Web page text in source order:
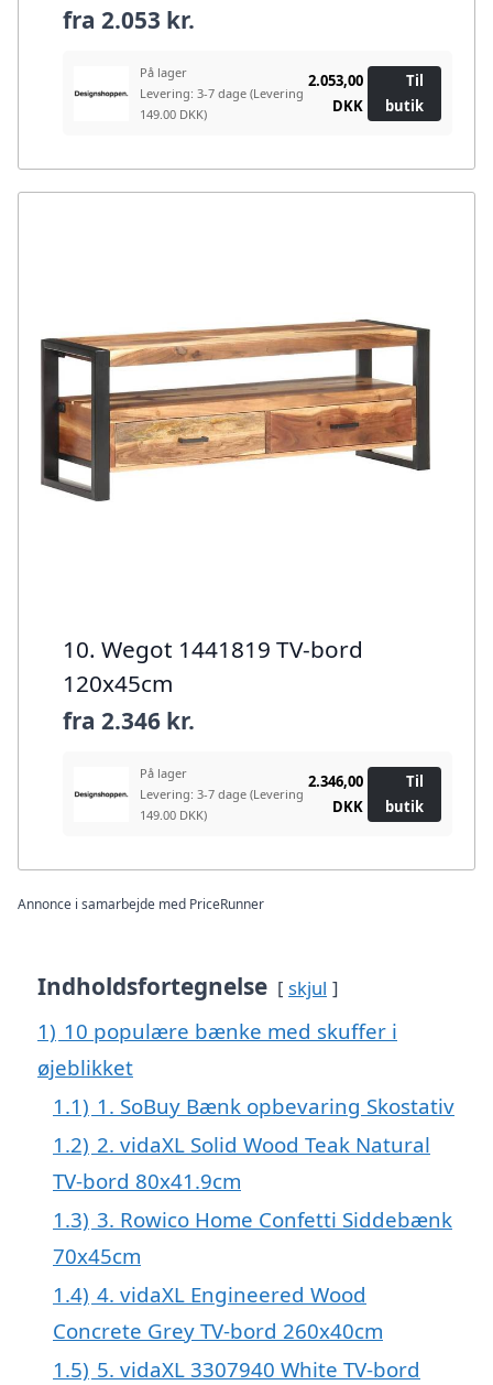
fra 2.053 kr.
På lager
Levering: 3-7 dage (Levering
149.00 DKK)
2.053,00
DKK
Til
butik
10. Wegot 1441819 TV-bord
120x45cm
fra 2.346 kr.
På lager
Levering: 3-7 dage (Levering
149.00 DKK)
2.346,00
DKK
Til
butik
Annonce i samarbejde med PriceRunner
Indholdsfortegnelse skjul
1) 10 populære bænke med skuffer i
øjeblikket
1.1) 1. SoBuy Bænk opbevaring Skostativ
1.2) 2. vidaXL Solid Wood Teak Natural
TV-bord 80x41.9cm
1.3) 3. Rowico Home Confetti Siddebænk
70x45cm
1.4) 4. vidaXL Engineered Wood
Concrete Grey TV-bord 260x40cm
1.5) 5. vidaXL 3307940 White TV-bord